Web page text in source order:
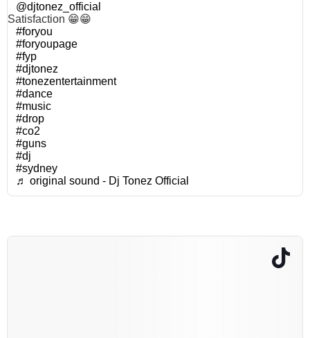
@djtonez_official
Satisfaction 😁😁
#foryou
#foryoupage
#fyp
#djtonez
#tonezentertainment
#dance
#music
#drop
#co2
#guns
#dj
#sydney
♬ original sound - Dj Tonez Official